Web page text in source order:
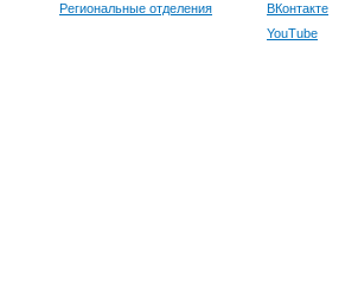
Региональные отделения
ВКонтакте
YouTube